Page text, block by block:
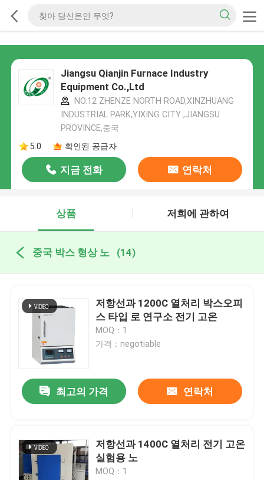
Jiangsu Qianjin Furnace Industry
Equipment Co.,Ltd
NO.12 ZHENZE NORTH ROAD,XINZHUANG
INDUSTRIAL PARK,YIXING CITY ,JIANGSU
PROVINCE,중국
5.0
확인된 공급자
지금 전화 연락처
상품 저희에 관하여
중국 박스 형상 노 (14)
저항선과 1200C 열처리 박스오피
스 타입 로 연구소 전기 고온
MOQ：1
가격：negotiable
최고의 가격 연락처
저항선과 1400C 열처리 전기 고온
실험용 노
MOQ：1